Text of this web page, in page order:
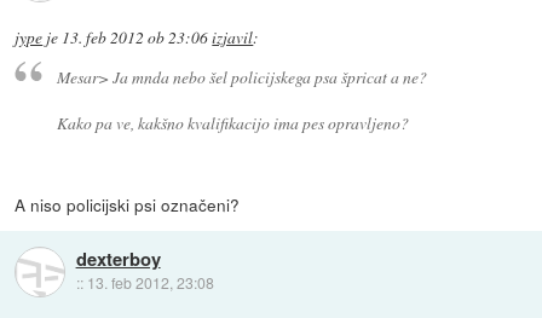
jype je 13. feb 2012 ob 23:06izjavil:
Mesar> Ja mnda nebo šel policijskega psa špricat a ne?
Kako pa ve, kakšno kvalifikacijo ima pes opravljeno?
A niso policijski psi označeni?
dexterboy
:: 13. feb 2012, 23:08